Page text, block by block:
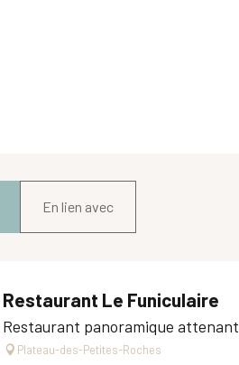
En lien avec
Restaurant Le Funiculaire
Restaurant panoramique
Plateau-des-Petites-Roches